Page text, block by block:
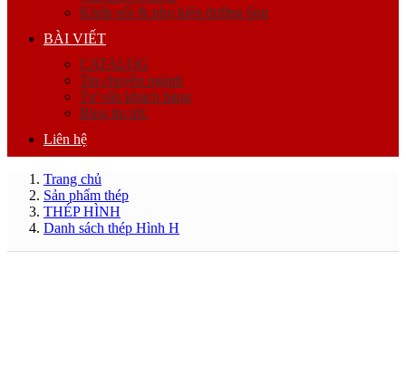
Khớp nối & phụ kiện đường ống
BÀI VIẾT
CATALOG
Tin chuyên ngành
Tư vấn khách hàng
Blog tin tức
Liên hệ
Trang chủ
Sản phẩm thép
THÉP HÌNH
Danh sách thép Hình H